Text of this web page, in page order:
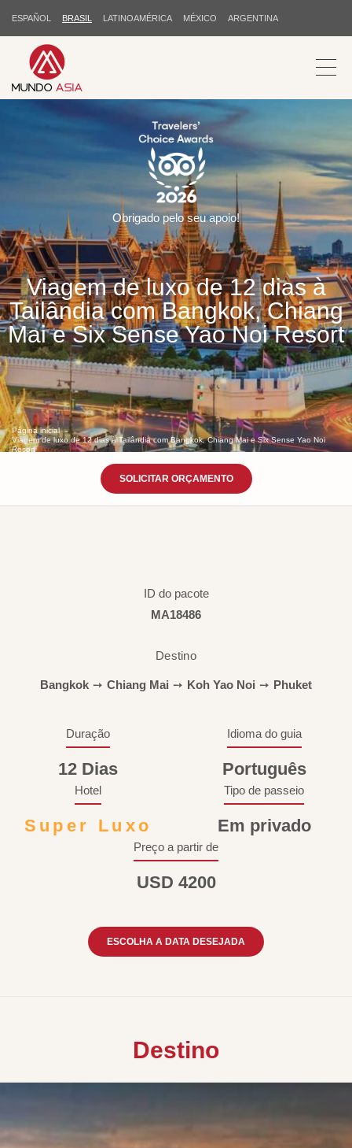
ESPAÑOL BRASIL LATINOAMÉRICA MÉXICO ARGENTINA
Viagem de luxo de 12 dias à
Tailândia com Bangkok, Chiang
Mai e Six Sense Yao Noi Resort
Página inicial
Viagem de luxo de 12 dias à Tailândia com Bangkok, Chiang Mai e Six Sense Yao Noi
Resort
Obrigado pelo seu apoio!
SOLICITAR ORÇAMENTO
ID do pacote
MA18486
Destino
Bangkok ➙ Chiang Mai ➙ Koh Yao Noi ➙ Phuket
Duração
12 Dias
Idioma do guia
Português
Hotel
Super Luxo
Tipo de passeio
Em privado
Preço a partir de
USD 4200
ESCOLHA A DATA DESEJADA
Destino